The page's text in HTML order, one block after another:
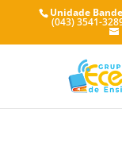
Unidade
(043) 3541-